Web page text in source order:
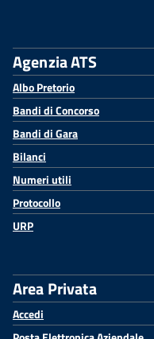
Agenzia ATS
Albo Pretorio
Bandi di Concorso
Bandi di Gara
Bilanci
Numeri utili
Protocollo
URP
Area Privata
Accedi